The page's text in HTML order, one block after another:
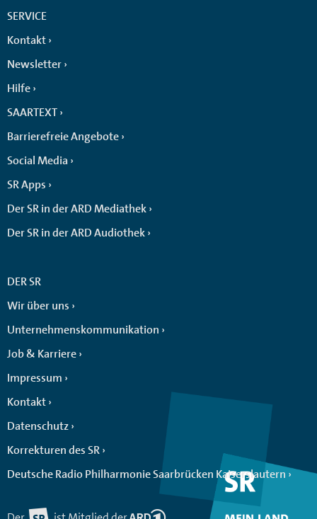
SERVICE
Kontakt
Newsletter
Hilfe
SAARTEXT
Barrierefreie Angebote
Social Media
SR Apps
Der SR in der ARD Mediathek
Der SR in der ARD Audiothek
DER SR
Wir über uns
Unternehmenskommunikation
Job & Karriere
Impressum
Kontakt
Datenschutz
Korrekturen des SR
Deutsche Radio Philharmonie Saarbrücken Kaiserslautern